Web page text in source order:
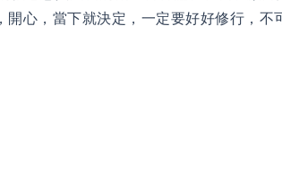
開心，當下就決定，一定要好好修行，不